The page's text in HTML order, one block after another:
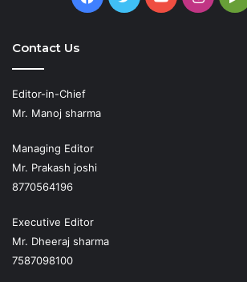
Contact Us
Editor-in-Chief
Mr. Manoj sharma
Managing Editor
Mr. Prakash joshi
8770564196
Executive Editor
Mr. Dheeraj sharma
7587098100